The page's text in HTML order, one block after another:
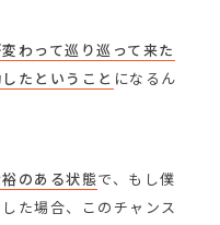
変わって巡り巡って来た
たということ になるん
のある状態で、もし僕
た場合、このチャンス